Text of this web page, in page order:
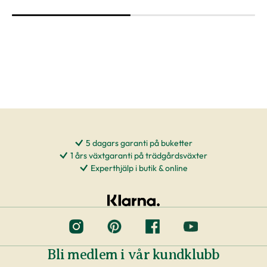
leverantörer för att säkerställa hög kvalitet på
eller plocka bort det.
Att tänka på
angivit eller ser ut som på bilderna räknas det
inte som en skälig reklamation.
Om du beställer leverans till dörren eller till
5 dagars garanti på buketter
1 års växtgaranti på trädgårdsväxter
Experthjälp i butik & online
Bli medlem i vår kundklubb